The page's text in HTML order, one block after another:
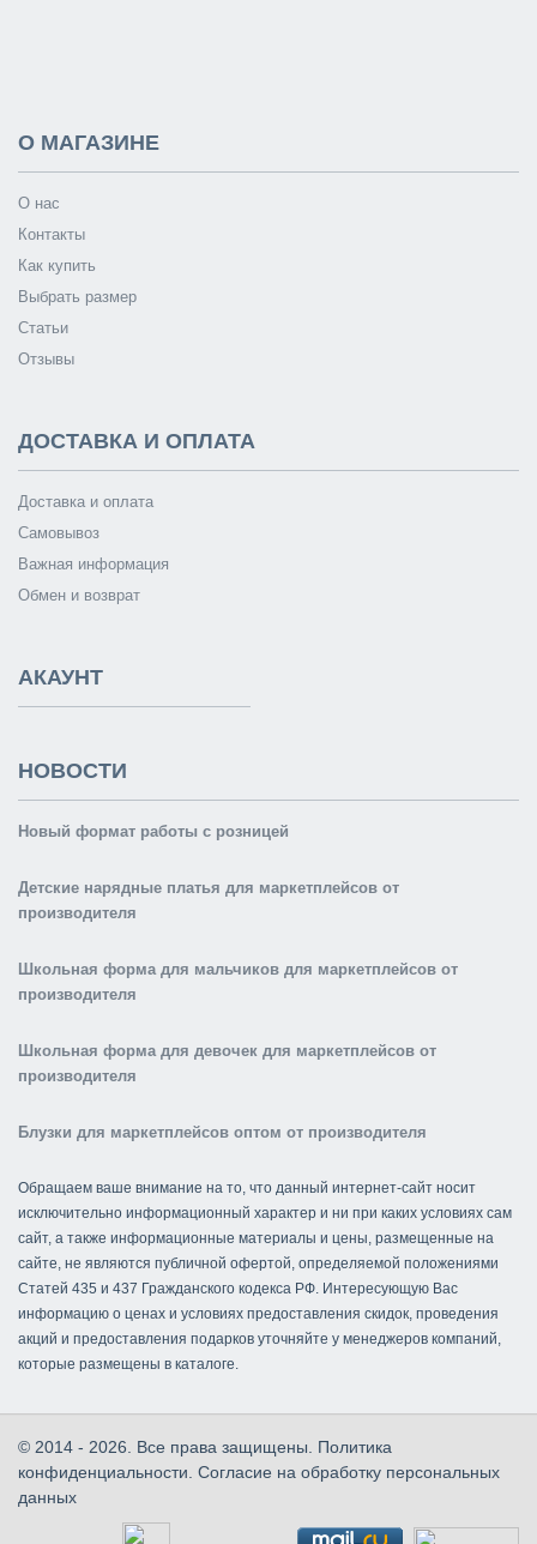
О МАГАЗИНЕ
О нас
Контакты
Как купить
Выбрать размер
Статьи
Отзывы
ДОСТАВКА И ОПЛАТА
Доставка и оплата
Самовывоз
Важная информация
Обмен и возврат
АКАУНТ
НОВОСТИ
Новый формат работы с розницей
Детские нарядные платья для маркетплейсов от
производителя
Школьная форма для мальчиков для маркетплейсов от
производителя
Школьная форма для девочек для маркетплейсов от
производителя
Блузки для маркетплейсов оптом от производителя
Обращаем ваше внимание на то, что данный интернет-сайт носит
исключительно информационный характер и ни при каких условиях сам
сайт, а также информационные материалы и цены, размещенные на
сайте, не являются публичной офертой, определяемой положениями
Статей 435 и 437 Гражданского кодекса РФ. Интересующую Вас
информацию о ценах и условиях предоставления скидок, проведения
акций и предоставления подарков уточняйте у менеджеров компаний,
которые размещены в каталоге.
© 2014 - 2026. Все права защищены. Политика
конфиденциальности Согласие на обработку персональных
данных